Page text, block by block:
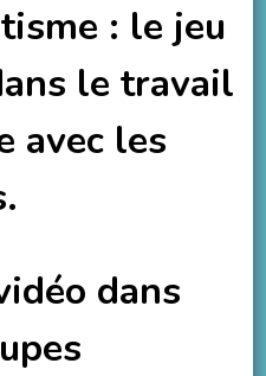
: le jeu
le travail
avec les
dans